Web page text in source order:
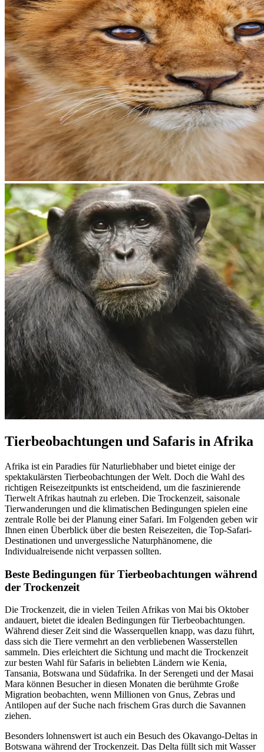
Tierbeobachtungen und Safaris in Afrika
Afrika ist ein Paradies für Naturliebhaber und bietet einige der
spektakulärsten Tierbeobachtungen der Welt. Doch die Wahl des
richtigen Reisezeitpunkts ist entscheidend, um die faszinierende
Tierwelt Afrikas hautnah zu erleben. Die Trockenzeit, saisonale
Tierwanderungen und die klimatischen Bedingungen spielen eine
zentrale Rolle bei der Planung einer Safari. Im Folgenden geben wir
Ihnen einen Überblick über die besten Reisezeiten, die Top-Safari-
Destinationen und unvergessliche Naturphänomene, die
Individualreisende nicht verpassen sollten.
Beste Bedingungen für Tierbeobachtungen während
der Trockenzeit
Die Trockenzeit, die in vielen Teilen Afrikas von Mai bis Oktober
andauert, bietet die idealen Bedingungen für Tierbeobachtungen.
Während dieser Zeit sind die Wasserquellen knapp, was dazu führt,
dass sich die Tiere vermehrt an den verbliebenen Wasserstellen
sammeln. Dies erleichtert die Sichtung und macht die Trockenzeit
zur besten Wahl für Safaris in beliebten Ländern wie Kenia,
Tansania, Botswana und Südafrika. In der Serengeti und der Masai
Mara können Besucher in diesen Monaten die berühmte Große
Migration beobachten, wenn Millionen von Gnus, Zebras und
Antilopen auf der Suche nach frischem Gras durch die Savannen
ziehen.
Besonders lohnenswert ist auch ein Besuch des Okavango-Deltas in
Botswana während der Trockenzeit. Das Delta füllt sich mit Wasser